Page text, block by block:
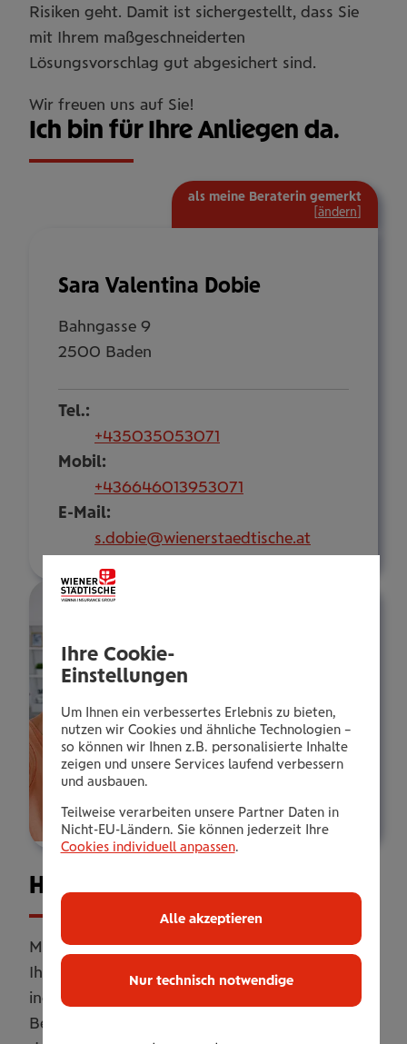
Risiken geht. Damit ist sichergestellt, dass Sie
mit Ihrem maßgeschneiderten
Lösungsvorschlag gut abgesichert sind.
Wir freuen uns auf Sie!
Ich bin für Ihre Anliegen da.
Sara Valentina Dobie
Bahngasse 9
2500 Baden
Tel.:
+435035053071
Mobil:
+436646013953071
E-Mail:
s.dobie@wienerstaedtische.at
als meine Beraterin gemerkt
ändern
Haus­halts­ver­si­che­rung
Mit unserer Haushaltsversicherung sichern Sie
Ihr Zuhause umfassend ab. Online oder
individuell erweitert mit persönlicher
Betreuung. Flexibel anpassbar, damit Sie genau
Ihre Cookie-
Einstellungen
Um Ihnen ein verbessertes Erlebnis zu bieten,
nutzen wir Cookies und ähnliche Technologien –
so können wir Ihnen z.B. personalisierte Inhalte
zeigen und unsere Services laufend verbessern
und ausbauen.
Teilweise verarbeiten unsere Partner Daten in
Nicht-EU-Ländern. Sie können jederzeit Ihre
Cookies individuell anpassen.
Nur technisch notwendige
Alle akzeptieren